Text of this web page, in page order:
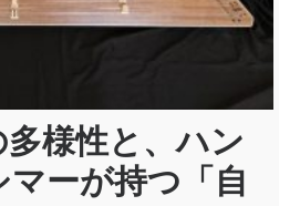
様性と、ハン
マーが持つ「自